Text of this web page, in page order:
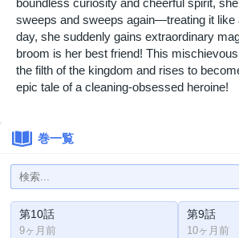
boundless curiosity and cheerful spirit,
sweeps and sweeps again—treating it like
day, she suddenly gains extraordinary
broom is her best friend! This
the filth of the kingdom and rises to
epic tale of a cleaning-obsessed heroine!
巻一覧
第10話
9ヶ月前
第9話
10ヶ月前